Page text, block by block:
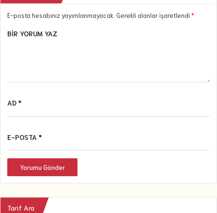
E-posta hesabınız yayımlanmayacak. Gerekli alanlar işaretlendi *
BIR YORUM YAZ
AD *
E-POSTA *
Yorumu Gönder
Tarif Ara